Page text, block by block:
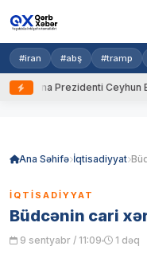
#iran #abş #tramp
Prezidenti Ceyhun
Ana Səhifə İqtisadiyyat
İQTISADIYYAT
Büdcənin cari
9 sentyabr / 11:09 1 dəq